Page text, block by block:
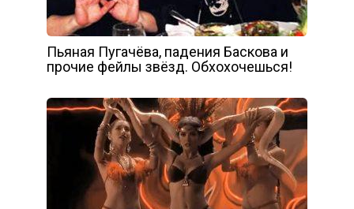
Пьяная Пугачёва, падения Баскова и
прочие фейлы звёзд. Обхохочешься!